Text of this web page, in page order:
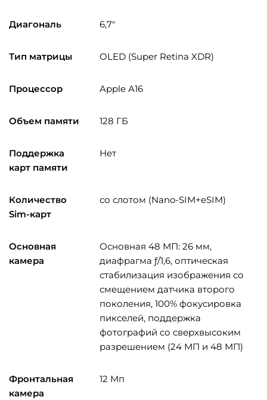
Диагональ 6,7″
Тип матрицы OLED (Super Retina XDR)
Процессор Apple А16
Объем памяти 128 ГБ
Поддержка
карт памяти
Нет
Количество
Sim-карт
со слотом (Nano-SIM+eSIM)
Основная
камера
Основная 48 МП: 26 мм,
диафрагма ƒ/1,6, оптическая
стабилизация изображения со
смещением датчика второго
поколения, 100% фокусировка
пикселей, поддержка
фотографий со сверхвысоким
разрешением (24 МП и 48 МП)
Фронтальная
камера
12 Мп